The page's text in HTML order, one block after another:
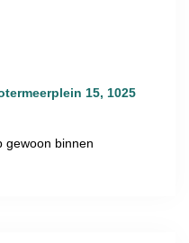
15, 1025
gewoon binnen